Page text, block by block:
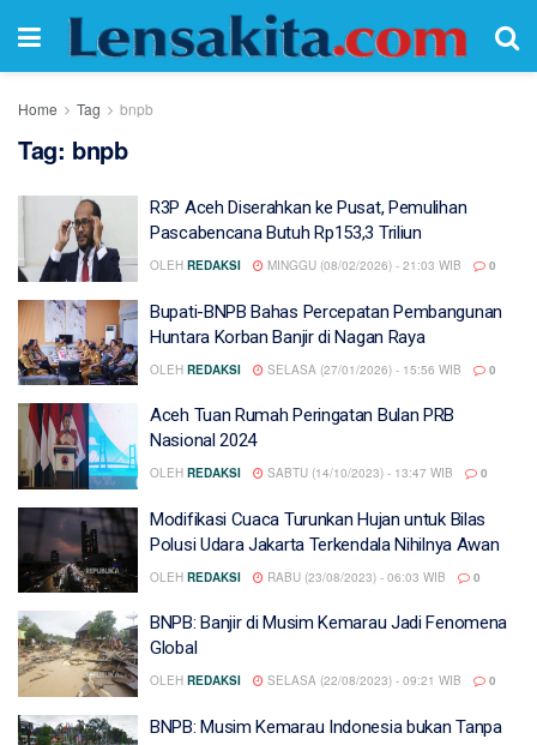
Home Tag bnpb
Tag: bnpb
R3P Aceh Diserahkan ke Pusat, Pemulihan
Pascabencana Butuh Rp153,3 Triliun
OLEH REDAKSI MINGGU (08/02/2026) - 21:03 WIB 0
Bupati-BNPB Bahas Percepatan Pembangunan
Huntara Korban Banjir di Nagan Raya
OLEH REDAKSI SELASA (27/01/2026) - 15:56 WIB 0
Aceh Tuan Rumah Peringatan Bulan PRB
Nasional 2024
OLEH REDAKSI SABTU (14/10/2023) - 13:47 WIB 0
Modifikasi Cuaca Turunkan Hujan untuk Bilas
Polusi Udara Jakarta Terkendala Nihilnya Awan
OLEH REDAKSI RABU (23/08/2023) - 06:03 WIB 0
BNPB: Banjir di Musim Kemarau Jadi Fenomena
Global
OLEH REDAKSI SELASA (22/08/2023) - 09:21 WIB 0
BNPB: Musim Kemarau Indonesia bukan Tanpa